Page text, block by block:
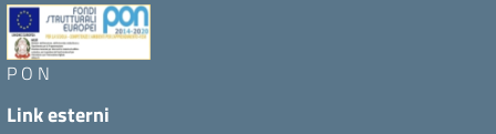
P O N
Link esterni